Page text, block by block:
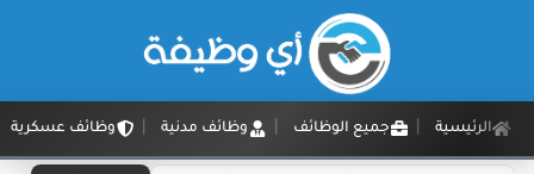
الرئيسية جميع الوظائف وظائف مدنية وظائف عسكرية